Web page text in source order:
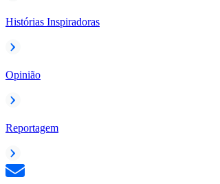
Histórias Inspiradoras
Opinião
Reportagem